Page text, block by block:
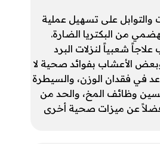
والتوابل على تسهيل عملية
من البكتريا الضارة.
شعبياً لنزلات البرد
الأعشاب بفوائد صحية لا
في فقدان الوزن، والسيطرة
وظائف المخ، والحد من
فضلاً عن ميزات صحية أخرى